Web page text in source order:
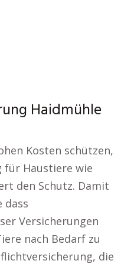
Haidmühle
Kosten schützen,
für Haustiere wie
den Schutz. Damit
dass
Versicherungen
nach Bedarf zu
die